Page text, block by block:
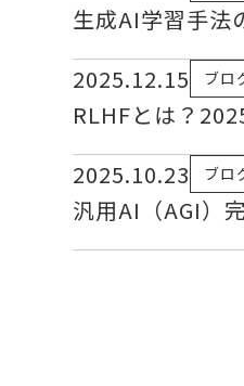
生成AI学習手法
2025.12.15
ブロ
RLHFとは？
2025.10.23
ブロ
汎用AI（AGI）